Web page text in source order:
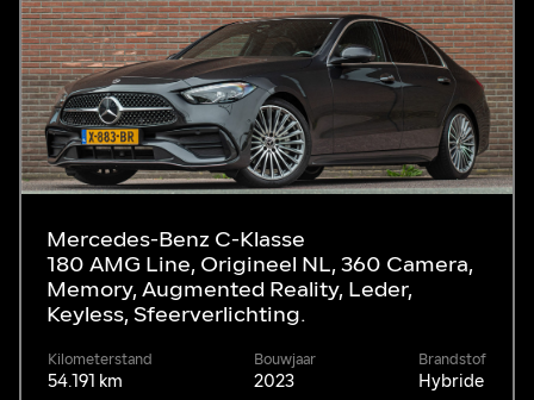
Mercedes-Benz C-Klasse
180 AMG Line, Origineel NL, 360 Camera,
Memory, Augmented Reality, Leder,
Keyless, Sfeerverlichting.
Kilometerstand
54.191 km
Bouwjaar
2023
Brandstof
Hybride